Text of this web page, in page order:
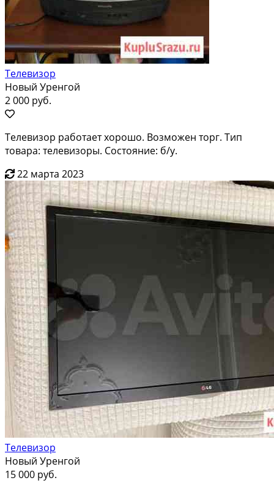
Телевизор
Новый Уренгой
2 000 руб.
Телевизор работает хорошо. Возможен торг. Тип
товара: телевизоры. Состояние: б/у.
22 марта 2023
Телевизор
Новый Уренгой
15 000 руб.